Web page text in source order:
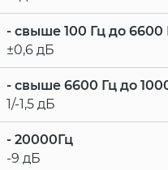
- свыше 100 Гц до 6600
±0,6 дБ
- свыше 6600 Гц до
1/-1,5 дБ
- 20000Гц
-9 дБ